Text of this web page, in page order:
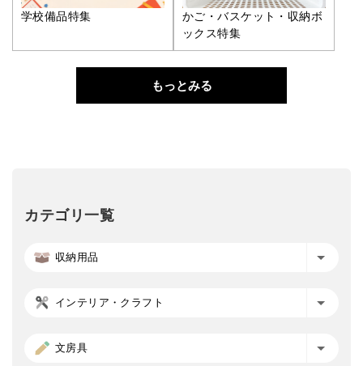
学校備品特集
かご・バスケット・収納ボ
ックス特集
もっとみる
カテゴリ一覧
収納用品
インテリア・クラフト
文房具